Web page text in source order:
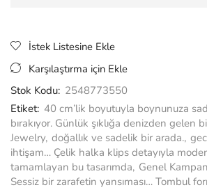
İstek Listesine Ekle
Karşılaştırma için Ekle
Stok Kodu: 2548773550
Etiket: 40 cm’lik boyutuyla boynunuza
bırakıyor. Günlük şıklığa denizden gelen
Jewelry, doğallık ve sadelik bir arada.,
ihtişam… Çelik halka klips detayıyla
tamamlayan bu tasarımda, Genel
Sessiz bir zarafetin yansıması… Tombul